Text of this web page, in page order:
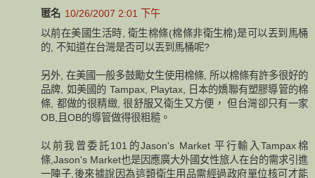
匿名 10/26/2007 2:01 下午
以前在美國生活時, 衛生棉條(棉條非衛生棉)是可以丟到馬桶
的, 不知道在台灣是否可以丟到馬桶呢?
另外, 在美國一般多鼓勵女生使用棉條, 所以棉條有許多很好的
品牌, 如美國的 Tampax, Playtax, 日本的嬌聯有塑膠導管的棉
條, 都做的很精緻, 很舒服又衛生又方便， 但台灣卻只有一家
OB,且OB的導管做得很粗糙。
以前我曾委託101的Jason's Market 平行輸入Tampax棉
條,Jason's Market也是因應廣大外國女性旅人在台的需求引進
一陣子,後來據說因為這類衛生用品需經過政府單位核可才能